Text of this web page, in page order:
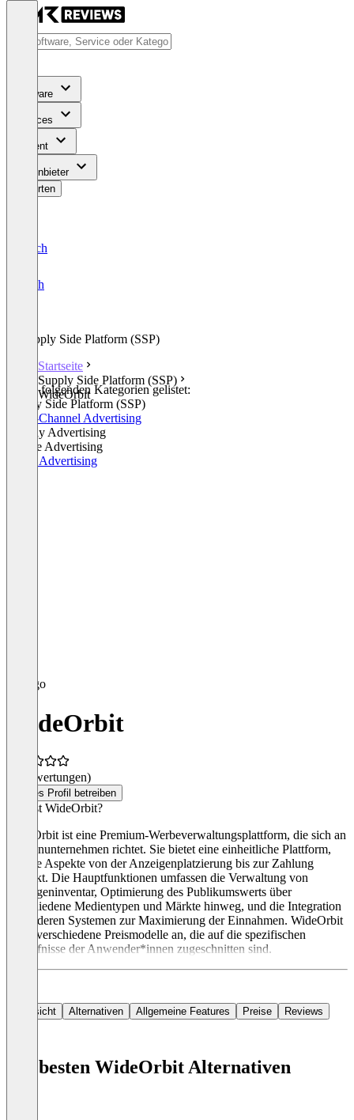
Software
Services
Content
Für Anbieter
Bewerten
Deutsch
English
Supply Side Platform (SSP)
Startseite
Supply Side Platform (SSP)
WideOrbit
In den folgenden Kategorien gelistet:
Supply Side Platform (SSP)
Cross-Channel Advertising
Display Advertising
Mobile Advertising
Video Advertising
WideOrbit
(0 Bewertungen)
Dieses Profil betreiben
Was ist WideOrbit?
WideOrbit ist eine Premium-Werbeverwaltungsplattform, die sich an
Medienunternehmen richtet. Sie bietet eine einheitliche Plattform,
die alle Aspekte von der Anzeigenplatzierung bis zur Zahlung
abdeckt. Die Hauptfunktionen umfassen die Verwaltung von
Anzeigeninventar, Optimierung des Publikumswerts über
verschiedene Medientypen und Märkte hinweg, und die Integration
mit anderen Systemen zur Maximierung der Einnahmen. WideOrbit
bietet verschiedene Preismodelle an, die auf die spezifischen
Bedürfnisse der Anwender*innen zugeschnitten sind.
Übersicht Alternativen Allgemeine Features Preise Reviews
Die besten WideOrbit Alternativen